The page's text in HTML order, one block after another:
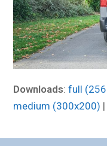
Downloads:full
medium (300x200)